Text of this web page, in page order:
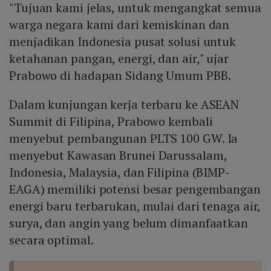
memungkinkan perjanjian jual‑beli listrik langsung
antara pengembang dan konsumen membuka akses
modal swasta. Indonesia dapat mengadopsi model
serupa dengan memperkuat industri panel dalam
negeri, menyederhanakan perizinan lahan, serta
menyediakan skema pembiayaan yang mengurangi
"Tujuan kami jelas, untuk mengangkat semua
warga negara kami dari kemiskinan dan
menjadikan Indonesia pusat solusi untuk
ketahanan pangan, energi, dan air," ujar
Prabowo di hadapan Sidang Umum PBB.
Dalam kunjungan kerja terbaru ke ASEAN
Summit di Filipina, Prabowo kembali
menyebut pembangunan PLTS 100 GW. Ia
menyebut Kawasan Brunei Darussalam,
Indonesia, Malaysia, dan Filipina (BIMP-
EAGA) memiliki potensi besar pengembangan
energi baru terbarukan, mulai dari tenaga air,
surya, dan angin yang belum dimanfaatkan
secara optimal.